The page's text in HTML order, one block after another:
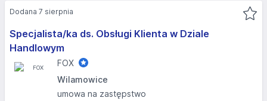
Specjalista/ka ds. Obsługi Klienta w Dziale
Handlowym
FOX
Wilamowice
umowa na zastępstwo
Dodana 7 sierpnia